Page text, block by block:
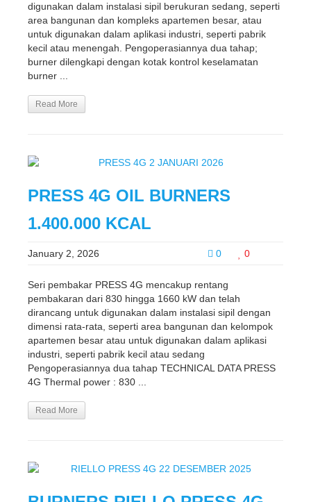
digunakan dalam instalasi sipil berukuran sedang, seperti
area bangunan dan kompleks apartemen besar, atau
untuk digunakan dalam aplikasi industri, seperti pabrik
kecil atau menengah. Pengoperasiannya dua tahap;
burner dilengkapi dengan kotak kontrol keselamatan
burner ...
Read More
PRESS 4G OIL BURNERS
1.400.000 KCAL
0 0
January 2, 2026
Seri pembakar PRESS 4G mencakup rentang
pembakaran dari 830 hingga 1660 kW dan telah
dirancang untuk digunakan dalam instalasi sipil dengan
dimensi rata-rata, seperti area bangunan dan kelompok
apartemen besar atau untuk digunakan dalam aplikasi
industri, seperti pabrik kecil atau sedang
Pengoperasiannya dua tahap TECHNICAL DATA PRESS
4G Thermal power : 830 ...
Read More